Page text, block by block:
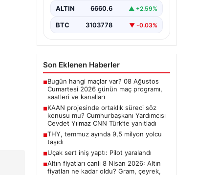
yanıtladı
Cumhurbaşkanı Yardımcısı Cevdet
Mekke Ortak…
ALTIN 6660.6 ▲ +2.59%
BTC 3103778 ▼ -0.03%
Son Eklenen Haberler
■Bugün hangi maçlar var? 08 Ağustos
Cumartesi 2026 günün maç programı,
saatleri ve kanalları
■KAAN projesinde ortaklık süreci söz
konusu mu? Cumhurbaşkanı Yardımcısı
Cevdet Yılmaz CNN Türk’te yanıtladı
■THY, temmuz ayında 9,5 milyon yolcu
taşıdı
■Uçak sert iniş yaptı: Pilot yaralandı
■Altın fiyatları canlı 8 Nisan 2026: Altın
fiyatları ne kadar oldu? Gram, çeyrek,